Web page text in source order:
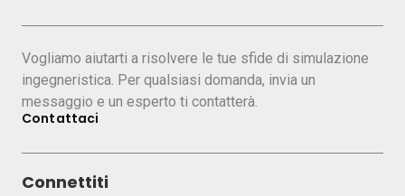
Vogliamo aiutarti a risolvere le tue sfide di simulazione
ingegneristica. Per qualsiasi domanda, invia un
messaggio e un esperto ti contatterà.
Contattaci
Connettiti